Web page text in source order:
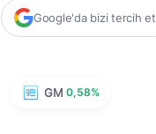
Google'da bizi tercih et
GM 0,58%